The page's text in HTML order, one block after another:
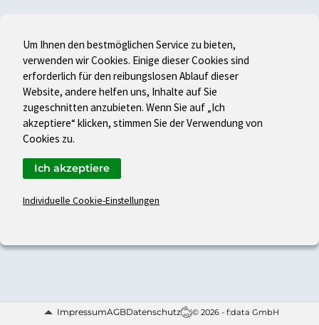
ImpressumAGBDatenschutz © 2026 - f:data GmbH
Um Ihnen den bestmöglichen Service zu bieten,
verwenden wir Cookies. Einige dieser Cookies sind
erforderlich für den reibungslosen Ablauf dieser
Website, andere helfen uns, Inhalte auf Sie
zugeschnitten anzubieten. Wenn Sie auf „Ich
akzeptiere“ klicken, stimmen Sie der Verwendung von
Cookies zu.
Individuelle Cookie-Einstellungen
Ich akzeptiere